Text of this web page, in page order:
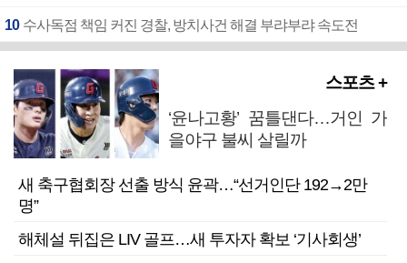
10 수사독점 책임 커진 경찰, 방치사건 해결 부랴부랴 속도전
스포츠 +
‘윤나고황’ 꿈틀댄다…거인 가
을야구 불씨 살릴까
새 축구협회장 선출 방식 윤곽…“선거인단 192→2만
명”
해체설 뒤집은 LIV 골프…새 투자자 확보 ‘기사회생’